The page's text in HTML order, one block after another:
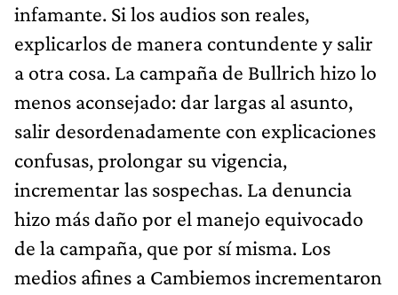
infamante. Si los audios son reales,
explicarlos de manera contundente y salir
a otra cosa. La campaña de Bullrich hizo lo
menos aconsejado: dar largas al asunto,
salir desordenadamente con explicaciones
confusas, prolongar su vigencia,
incrementar las sospechas. La denuncia
hizo más daño por el manejo equivocado
de la campaña, que por sí misma. Los
medios afines a Cambiemos incrementaron